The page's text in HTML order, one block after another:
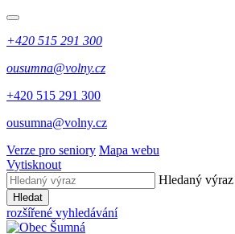
+420 515 291 300
ousumna@volny.cz
+420 515 291 300
ousumna@volny.cz
Verze pro seniory Mapa webu
Vytisknout
Hledaný výraz
Hledat
rozšířené vyhledávání